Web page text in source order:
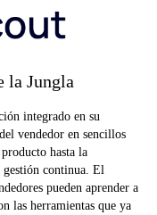
la Jungla
integrado en su
vendedor en sencillos
hasta la
continua. El
pueden aprender a
las herramientas que ya